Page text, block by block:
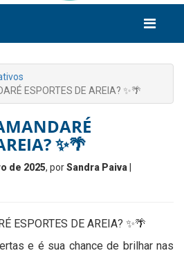
ESPORTES DE AREIA? ✨🌴
✨🌴
de 2025, porSandra Paiva
ESPORTES DE AREIA? ✨🌴
e é sua chance de brilhar nas